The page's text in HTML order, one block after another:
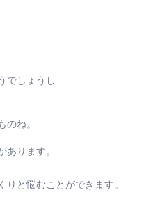
でしょうし
ね。
ります。
りと悩むことができます。